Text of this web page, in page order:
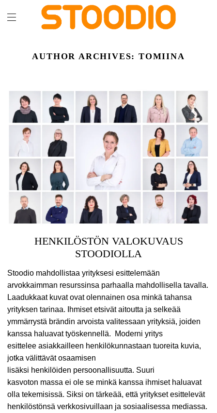
AUTHOR ARCHIVES: TOMIINA
HENKILÖSTÖN VALOKUVAUS
STOODIOLLA
Stoodio mahdollistaa yrityksesi esittelemään
arvokkaimman resurssinsa parhaalla mahdollisella tavalla.
Laadukkaat kuvat ovat olennainen osa minkä tahansa
yrityksen tarinaa. Ihmiset etsivät aitoutta ja selkeää
ymmärrystä brändin arvoista valitessaan yrityksiä, joiden
kanssa haluavat työskennellä. Moderni yritys
esittelee asiakkailleen henkilökunnastaan tuoreita kuvia,
jotka välittävät osaamisen
lisäksi henkilöiden persoonallisuutta. Suuri
kasvoton massa ei ole se minkä kanssa ihmiset haluavat
olla tekemisissä. Siksi on tärkeää, että yritykset esittelevät
henkilöstönsä verkkosivuillaan ja sosiaalisessa mediassa.